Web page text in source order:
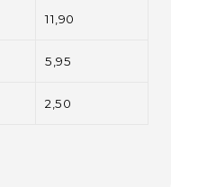
11,90
5,95
2,50